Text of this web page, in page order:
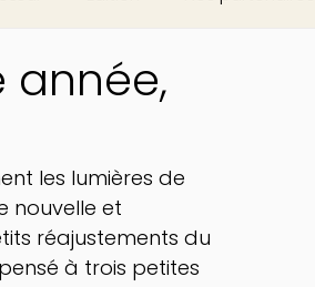
année,
les lumières de
nouvelle et
réajustements du
à trois petites